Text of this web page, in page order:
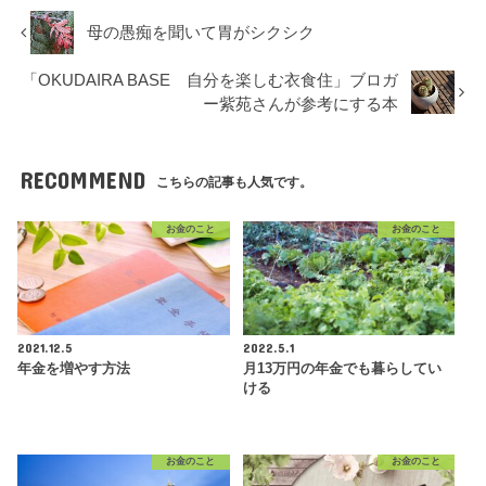
母の愚痴を聞いて胃がシクシク
「OKUDAIRA BASE 自分を楽しむ衣食住」ブロガ
ー紫苑さんが参考にする本
RECOMMEND こちらの記事も人気です。
お金のこと
2021.12.5
年金を増やす方法
お金のこと
2022.5.1
月13万円の年金でも暮らしてい
ける
お金のこと お金のこと